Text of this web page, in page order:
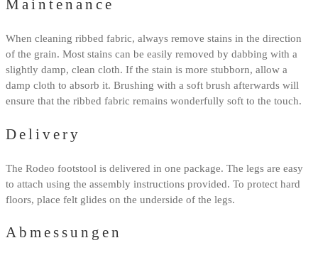
Maintenance
When cleaning ribbed fabric, always remove stains in the direction
of the grain. Most stains can be easily removed by dabbing with a
slightly damp, clean cloth. If the stain is more stubborn, allow a
damp cloth to absorb it. Brushing with a soft brush afterwards will
ensure that the ribbed fabric remains wonderfully soft to the touch.
Delivery
The Rodeo footstool is delivered in one package. The legs are easy
to attach using the assembly instructions provided. To protect hard
floors, place felt glides on the underside of the legs.
Abmessungen